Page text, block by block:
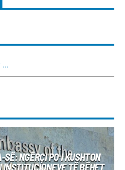
NGËRÇI PO I KUSHTON
INSTITUCIONEVE TË BËHET